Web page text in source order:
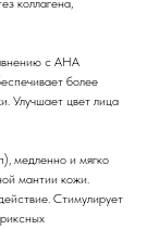
коллагена,
с АНА
более
Улучшает цвет лица
медленно и мягко
мантии кожи.
Стимулирует